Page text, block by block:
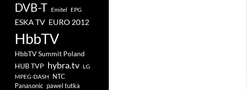
DVB-T Emitel EPG
ESKA TV EURO 2012
HbbTV
HbbTV Summit Poland
HUB TVP hybra.tv LG
MPEG-DASH NTC
Panasonic pawel tutka